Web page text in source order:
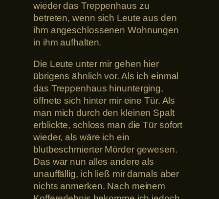
wieder das Treppenhaus zu
betreten, wenn sich Leute aus den
ihm angeschlossenen Wohnungen
in ihm aufhalten.
Die Leute unter mir gehen hier
übrigens ähnlich vor. Als ich einmal
das Treppenhaus hinunterging,
öffnete sich hinter mir eine Tür. Als
man mich durch den kleinen Spalt
erblickte, schloss man die Tür sofort
wieder, als wäre ich ein
blutbeschmierter Mörder gewesen.
Das war nun alles andere als
unauffällig, ich ließ mir damals aber
nichts anmerken. Nach meinem